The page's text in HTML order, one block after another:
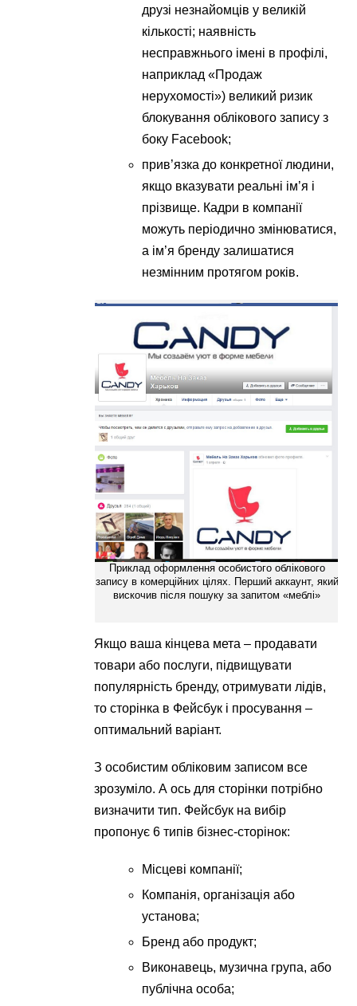
друзі незнайомців у великій
кількості; наявність
несправжнього імені в профілі,
наприклад «Продаж
нерухомості») великий ризик
блокування облікового запису з
боку Facebook;
прив’язка до конкретної людини,
якщо вказувати реальні ім’я і
прізвище. Кадри в компанії
можуть періодично змінюватися,
а ім’я бренду залишатися
незмінним протягом років.
Приклад оформлення особистого облікового
запису в комерційних цілях. Перший аккаунт, який
вискочив після пошуку за запитом «меблі»
Якщо ваша кінцева мета – продавати
товари або послуги, підвищувати
популярність бренду, отримувати лідів,
то сторінка в Фейсбук і просування –
оптимальний варіант.
З особистим обліковим записом все
зрозуміло. А ось для сторінки потрібно
визначити тип. Фейсбук на вибір
пропонує 6 типів бізнес-сторінок:
Місцеві компанії;
Компанія, організація або
установа;
Бренд або продукт;
Виконавець, музична група, або
публічна особа;